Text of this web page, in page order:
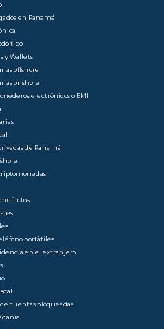
en Panamá
tipo
y Wallets
offshore
onshore
electrónicos o EMI
de Panamá
portátiles
en el extranjero
cuentas bloqueadas